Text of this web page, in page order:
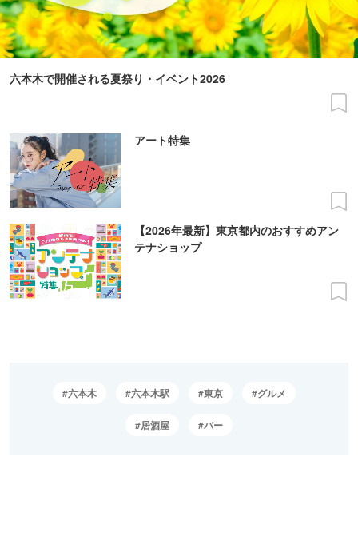
六本木で開催される夏祭り・イベント2026
アート特集
【2026年最新】東京都内のおすすめアン
テナショップ
六本木 六本木駅 東京 グルメ
居酒屋 バー